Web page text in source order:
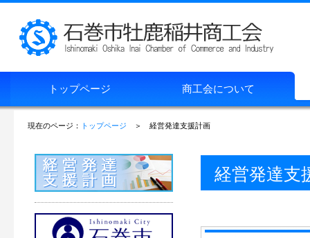
トップページ 商工会について
現在のページ： トップページ ＞ 経営発達支援計画
経営発達支